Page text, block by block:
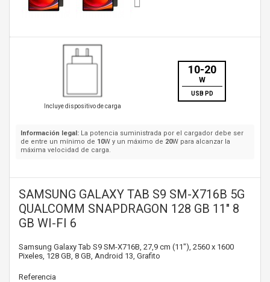
Incluye dispositivo de carga
10-20
W
USB PD
Información legal: La potencia suministrada por el cargador debe ser
de entre un mínimo de 10W y un máximo de 20W para alcanzar la
máxima velocidad de carga.
SAMSUNG GALAXY TAB S9 SM-X716B 5G
QUALCOMM SNAPDRAGON 128 GB 11" 8
GB WI-FI 6
Samsung Galaxy Tab S9 SM-X716B, 27,9 cm (11"), 2560 x 1600
Pixeles, 128 GB, 8 GB, Android 13, Grafito
Referencia